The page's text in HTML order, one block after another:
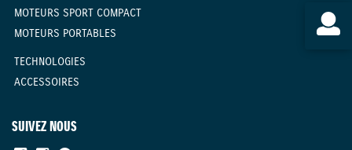
MOTEURS SPORT COMPACT
MOTEURS PORTABLES
TECHNOLOGIES
ACCESSOIRES
SUIVEZ NOUS